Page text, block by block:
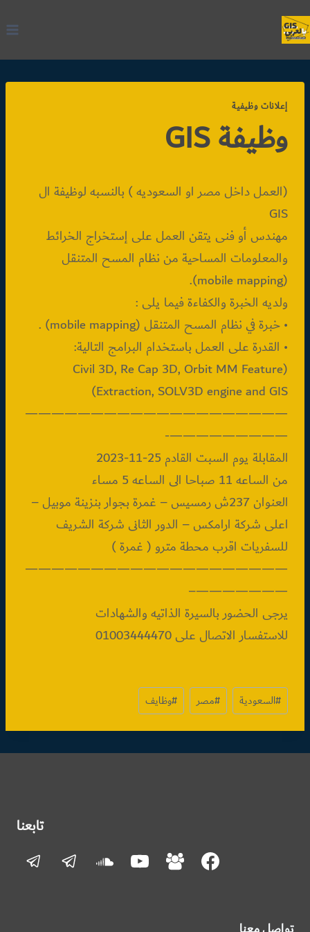
التجاوز
إلى
المحتوى
إعلانات وظيفية
وظيفة GIS
(العمل داخل مصر او السعوديه ) بالنسبه لوظيفة ال
GIS
مهندس أو فنى يتقن العمل على إستخراج الخرائط
والمعلومات المساحية من نظام المسح المتنقل
(mobile mapping).
ولديه الخبرة والكفاءة فيما يلى :
• خبرة في نظام المسح المتنقل (mobile mapping) .
• القدرة على العمل باستخدام البرامج التالية:
(Civil 3D, Re Cap 3D, Orbit MM Feature
Extraction, SOLV3D engine and GIS)
————————————————————
—————————-
المقابلة يوم السبت القادم 25-11-2023
من الساعه 11 صباحا الى الساعه 5 مساء
العنوان 237ش رمسيس – غمرة بجوار بنزينة موبيل –
اعلى شركة ارامكس – الدور الثانى شركة الشريف
للسفريات اقرب محطة مترو ( غمرة )
————————————————————
———————–
يرجى الحضور بالسيرة الذاتيه والشهادات
للاستفسار الاتصال على 01003444470
وسوم
المقال:
#السعودية #مصر #وظايف
تابعنا